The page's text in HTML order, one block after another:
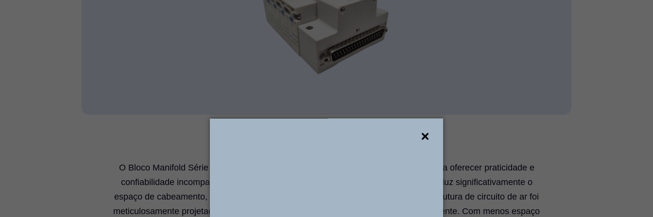
O Bloco Manifold Série WVT, é um sistema de circuito de ar inovador, projetado para oferecer praticidade e
confiabilidade incomparáveis. Com um layout simples e intuitivo, nosso sistema reduz significativamente o
espaço de cabeamento, simplificando o processo de instalação. Além disso, sua estrutura de circuito de ar foi
meticulosamente projetada para garantir maior confiabilidade e desempenho consistente. Com menos espaço